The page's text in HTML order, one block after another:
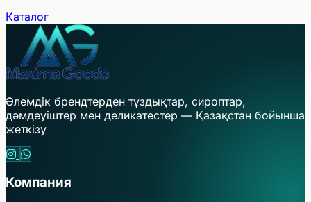
Каталог
Әлемдік брендтерден тұздықтар, сироптар,
дәмдеуіштер мен деликатестер — Қазақстан бойынша
жеткізу
Компания